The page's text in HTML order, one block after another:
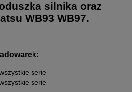
silnika oraz
WB93 WB97.
serie
serie